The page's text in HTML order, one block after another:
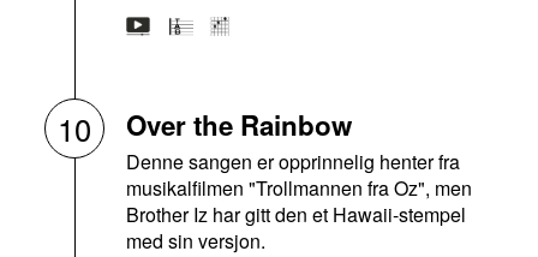
10 Over the Rainbow
Denne sangen er opprinnelig henter fra
musikalfilmen "Trollmannen fra Oz", men
Brother Iz har gitt den et Hawaii-stempel
med sin versjon.